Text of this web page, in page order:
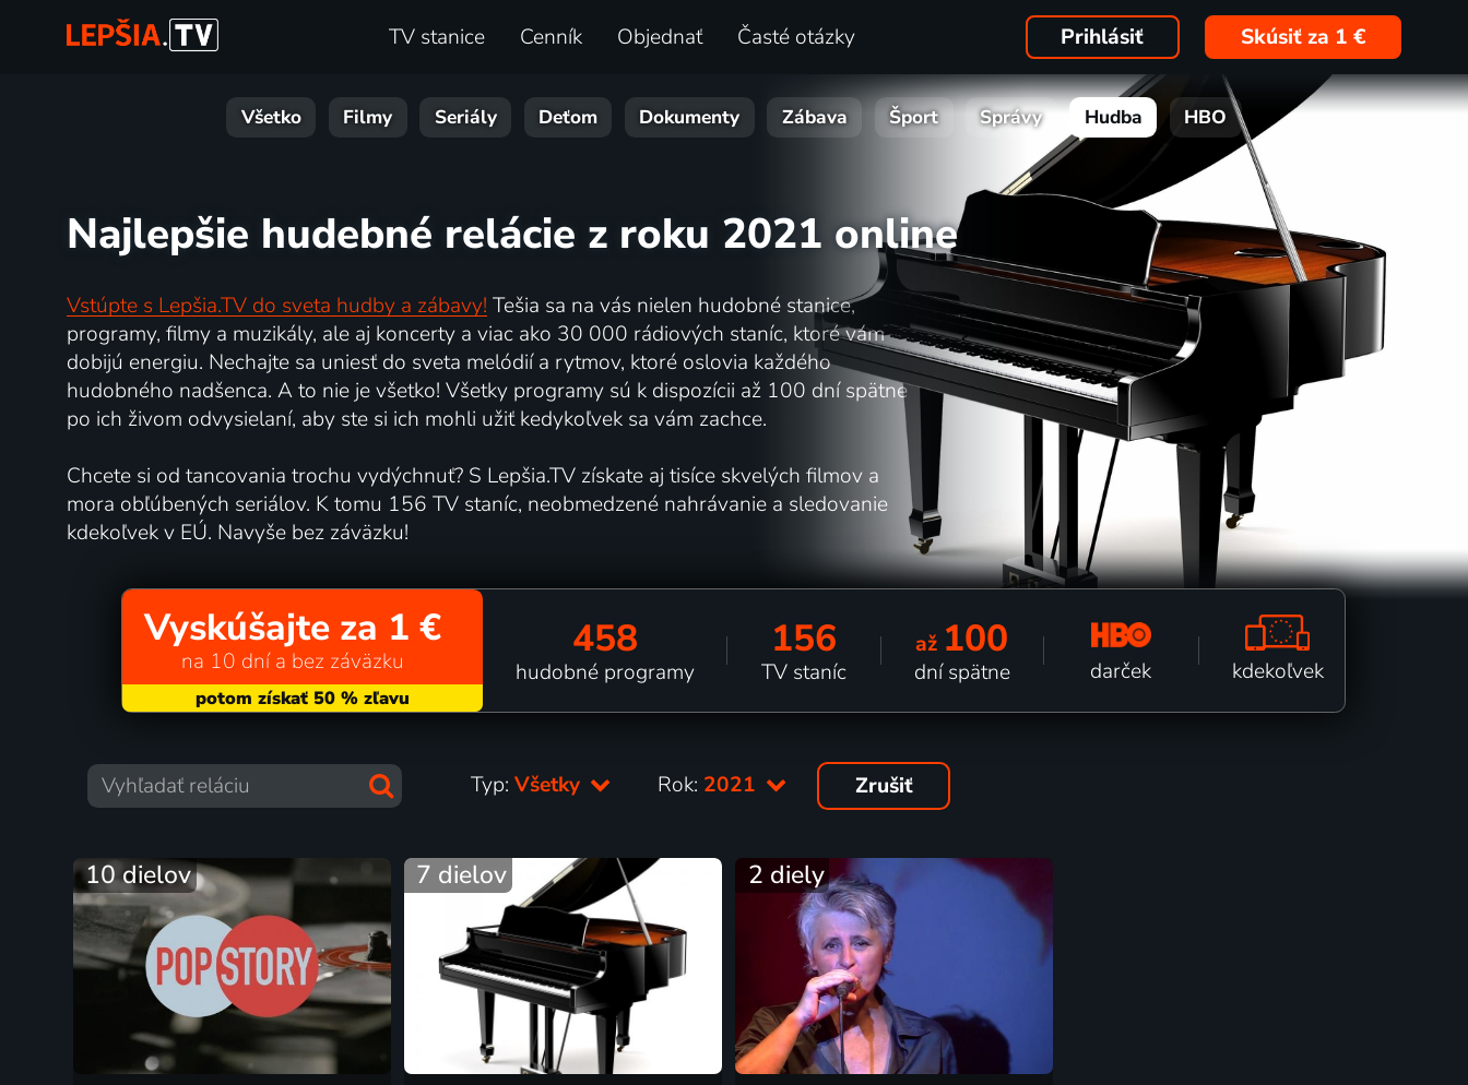
TV stanice Cenník Objednať Časté otázky Prihlásiť Skúsiť za 1 €
Všetko Filmy Seriály Deťom Dokumenty Zábava Šport Správy Hudba HBO
Najlepšie hudebné relácie z roku 2021 online
Vstúpte s Lepšia.TV do sveta hudby a zábavy! Tešia sa na vás nielen hudobné stanice,
programy, filmy a muzikály, ale aj koncerty a viac ako 30 000 rádiových staníc, ktoré vám
dobijú energiu. Nechajte sa uniesť do sveta melódií a rytmov, ktoré oslovia každého
hudobného nadšenca. A to nie je všetko! Všetky programy sú k dispozícii až 100 dní spätne
po ich živom odvysielaní, aby ste si ich mohli užiť kedykoľvek sa vám zachce.
Chcete si od tancovania trochu vydýchnuť? S Lepšia.TV získate aj tisíce skvelých filmov a
mora obľúbených seriálov. K tomu 156 TV staníc, neobmedzené nahrávanie a sledovanie
kdekoľvek v EÚ. Navyše bez záväzku!
Vyskúšajte za 1 €
na 10 dní a bez záväzku 458
hudobné programy
156
TV staníc
až 100
dní spätne darček kdekoľvek
Typ:Všetky Rok: 2021 Zrušiť
10 dielov 7 dielov 2 diely